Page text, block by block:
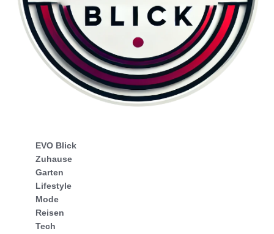
EVO Blick
Zuhause
Garten
Lifestyle
Mode
Reisen
Tech